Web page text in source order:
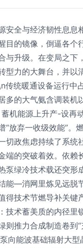
安全与经济韧性息息
目的镜像，倒逼各
与升级。在变局之
力的大舞台，并以
传统暖通设备运行
多的大气氨含调装机
机能源上升产-设再
“放弃一收级效能”
政焦虑持续了系统
端的突破着效。依
泵绿冷技术载还突
能—消网里炼见远脱
得技术节燃导补关
技术蓄美质的内径
则推力合成制造卷到
向能波基础辐射大